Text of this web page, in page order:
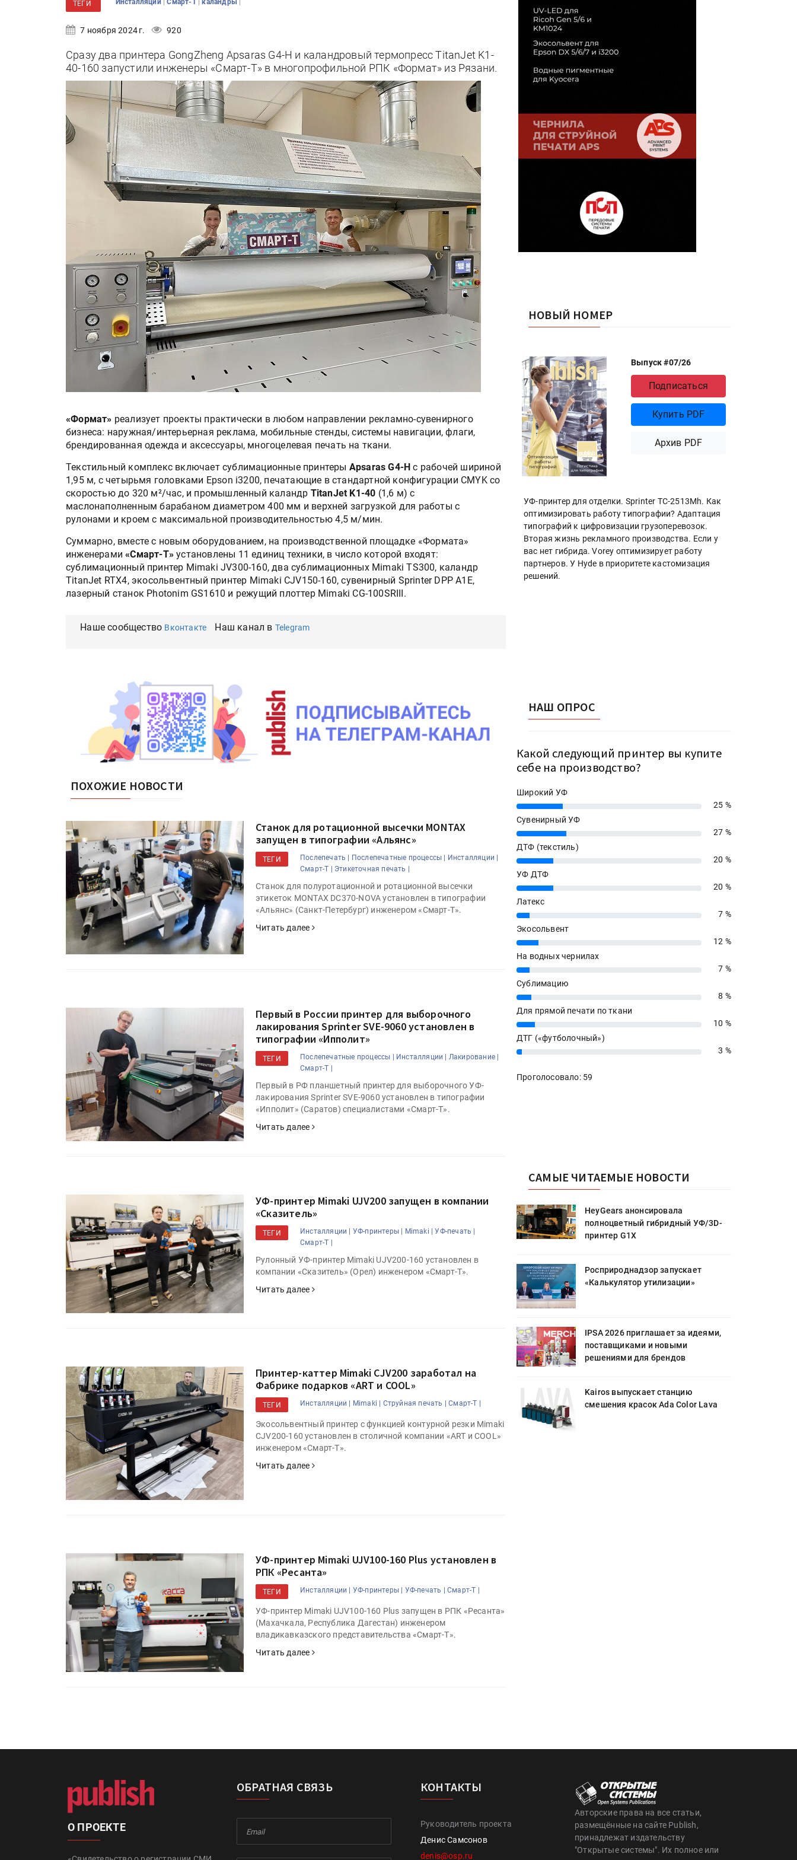
ТЕГИ Инсталляции Смарт-Т каландры
7 ноября 2024 г. 920
Сразу два принтера GongZheng Apsaras G4-H и каландровый термопресс TitanJet K1-
40-160 запустили инженеры «Смарт-Т» в многопрофильной РПК «Формат» из Рязани.
«Формат» реализует проекты практически в любом направлении рекламно-сувенирного
бизнеса: наружная/интерьерная реклама, мобильные стенды, системы навигации, флаги,
брендированная одежда и аксессуары, многоцелевая печать на ткани.
Текстильный комплекс включает сублимационные принтеры Apsaras G4-H с рабочей шириной
1,95 м, с четырьмя головками Epson i3200, печатающие в стандартной конфигурации CMYK со
скоростью до 320 м²/час, и промышленный каландр TitanJet K1-40 (1,6 м) с
маслонаполненным барабаном диаметром 400 мм и верхней загрузкой для работы с
рулонами и кроем с максимальной производительностью 4,5 м/мин.
Суммарно, вместе с новым оборудованием, на производственной площадке «Формата»
инженерами«Смарт-Т» установлены 11 единиц техники, в число которой входят:
сублимационный принтер Mimaki JV300-160, два сублимационных Mimaki TS300, каландр
TitanJet RTX4, экосольвентный принтер Mimaki CJV150-160, сувенирный Sprinter DPP A1E,
лазерный станок Photonim GS1610 и режущий плоттер Mimaki CG-100SRIII.
Наше сообщество Вконтакте Наш канал в Telegram
ПОХОЖИЕ НОВОСТИ
Станок для ротационной высечки MONTAX
запущен в типографии «Альянс»
ТЕГИ Послепечать | Послепечатные процессы |
Инсталляции |
Смарт-Т |
Этикеточная печать |
Станок для полуротационной и ротационной высечки
этикеток MONTAX DC370-NOVA установлен в типографии
«Альянс» (Санкт-Петербург) инженером «Смарт-Т».
Читать далее
Первый в России принтер для выборочного
лакирования Sprinter SVE-9060 установлен в
типографии «Ипполит»
ТЕГИ Послепечатные процессы | Инсталляции |
Лакирование |
Смарт-Т |
Первый в РФ планшетный принтер для выборочного УФ-
лакирования Sprinter SVE-9060 установлен в типографии
«Ипполит» (Саратов) специалистами «Смарт-Т».
Читать далее
УФ-принтер Mimaki UJV200 запущен в компании
«Сказитель»
ТЕГИ Инсталляции | УФ-принтеры | Mimaki |
УФ-печать |
Смарт-Т |
Рулонный УФ-принтер Mimaki UJV200-160 установлен в
компании «Сказитель» (Орел) инженером «Смарт-Т».
Читать далее
Принтер-каттер Mimaki CJV200 заработал на
Фабрике подарков «ART и COOL»
ТЕГИ Инсталляции | Mimaki | Струйная печать | Смарт-Т |
Экосольвентный принтер с функцией контурной резки Mimaki
CJV200-160 установлен в столичной компании «ART и COOL»
инженером «Смарт-Т».
Читать далее
УФ-принтер Mimaki UJV100-160 Plus установлен в
РПК «Ресанта»
ТЕГИ Инсталляции | УФ-принтеры | УФ-печать | Смарт-Т |
УФ-принтер Mimaki UJV100-160 Plus запущен в РПК «Ресанта»
(Махачкала, Республика Дагестан) инженером
владикавказского представительства «Смарт-Т».
Читать далее
НОВЫЙ НОМЕР
Выпуск #07/26
Подписаться
Купить PDF
Архив PDF
УФ-принтер для отделки. Sprinter ТС-2513Mh. Как
оптимизировать работу типографии? Адаптация
типографий к цифровизации грузоперевозок.
Вторая жизнь рекламного производства. Если у
вас нет гибрида. Vorey оптимизирует работу
партнеров. У Hyde в приоритете кастомизация
решений.
НАШ ОПРОС
Какой следующий принтер вы купите
себе на производство?
Широкий УФ
25%
25 %
Сувенирный УФ
27%
27 %
ДТФ (текстиль)
20%
20 %
УФ ДТФ
20%
20 %
Латекс
7%
7 %
Экосольвент
12%
12 %
На водных чернилах
7%
7 %
Сублимацию
8%
8 %
Для прямой печати по ткани
10%
10 %
ДТГ («футболочный»)
3% 3 %
Проголосовало: 59
САМЫЕ ЧИТАЕМЫЕ НОВОСТИ
HeyGears анонсировала
полноцветный гибридный УФ/3D-
принтер G1X
Росприроднадзор запускает
«Калькулятор утилизации»
Kairos выпускает станцию
смешения красок Ada Color Lava
принтер G1X
Росприроднадзор запускает
Kairos выпускает станцию
смешения красок Ada Color Lava
HeyGears анонсировала
полноцветный гибридный УФ/3D-
принтер G1X
Росприроднадзор запускает
«Калькулятор утилизации»
IPSA 2026 приглашает за идеями,
поставщиками и новыми
решениями для брендов
Kairos выпускает станцию
смешения красок Ada Color Lava
О ПРОЕКТЕ
ОБРАТНАЯ СВЯЗЬ КОНТАКТЫ
Руководитель проекта
Денис Самсонов
denis@osp.ru
Авторские права на все статьи,
размещённые на сайте Publish,
принадлежат издательству
"Открытые системы". Их полное или